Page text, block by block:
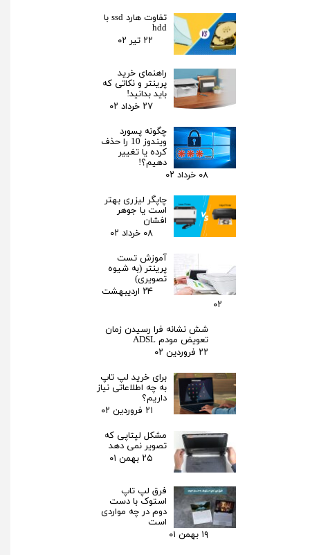
تفاوت هارد ssd با
hdd
۲۲ تیر ۰۲
راهنمای خرید
پرینتر و نکاتی که
باید بدانید!
۲۷ خرداد ۰۲
چگونه پسورد
ویندوز 10 را حذف
کرده یا تغییر
دهیم؟!
۰۸ خرداد ۰۲
چاپگر لیزری بهتر
است یا جوهر
افشان
۰۸ خرداد ۰۲
آموزش تست
پرینتر (به شیوه
تصویری)
۲۴ اردیبهشت
۰۲
شش نشانه فرا رسیدن زمان
تعویض مودم ADSL
۲۲ فروردین ۰۲
برای خرید لپ تاپ
به چه اطلاعاتی نیاز
داریم؟
۲۱ فروردین ۰۲
مشکل لپتاپی که
تصویر نمی دهد
۲۵ بهمن ۰۱
فرق لپ‌ تاپ
استوک با دست
دوم در چه مواردی
است
۱۹ بهمن ۰۱